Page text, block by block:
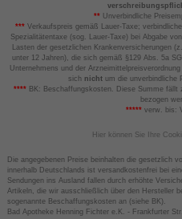
** Unverbindliche
*** Verkaufspreis gemäß Lauer-Taxe;
Spezialitätentaxe (sog. Lauer-Taxe) bei Abgabe
Lasten der gesetzlichen Krankenversicherungen
unter 12 Jahren), die sich gemäß §129 Abs. 5a
Unternehmens und der
sich nicht um die unverbindliche
****BK: Beschaffungskosten. Diese Summe fällt
bezogen
*****verw. bis:
Hier können Sie Ihre
Die angegebenen Preise beinhalten die gesetzlich
innerhalb Deutschlands ist versandkostenfrei bei
Sendungen ins Ausland fallen durch erhöhte
Artikeln, die wir ausschließlich über den Hersteller
sogenannte Beschaffungskosten an (siehe BK).
Bad Apotheke Henning Fichter e.K. - Frankfurter